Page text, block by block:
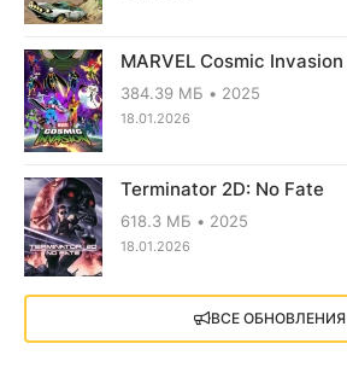
MARVEL Cosmic Invasion
384.39 МБ 2025
18.01.2026
Terminator 2D: No Fate
618.3 МБ 2025
18.01.2026
X4: Foundations (2018)
13.73 GB 2018
ВСЕ ОБНОВЛЕНИЯ